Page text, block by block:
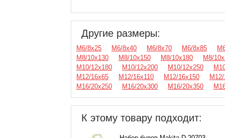
Другие размеры:
М6/8х25 М6/8х40 М6/8х70 М6/8х85
М8/10х130
М8/10х150 М8/10х180
М8/
М10/12х180
М10/12х200 М10/12х250
М12/16х65
М12/16х110 М12/16х150
М12/
М16/20х250
М16/20х300 М16/20х350
К этому товару подходит: